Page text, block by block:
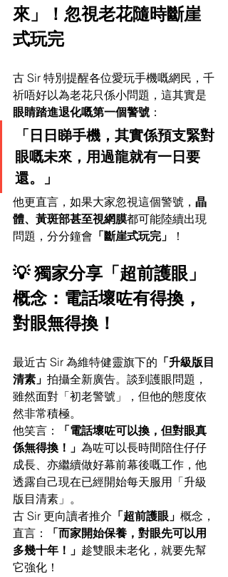
來」！忽視老花隨時斷崖
式玩完
古 Sir 特別提醒各位愛玩手機嘅網民，千
祈唔好以為老花只係小問題，這其實是
眼睛踏進退化嘅第一個警號 ：
「日日睇手機，其實係預支緊對
眼嘅未來，用過龍就有一日要
還。」
他更直言，如果大家忽視這個警號， 晶
體、黃斑部甚至視網膜都可能陸續出現
問題，分分鐘會 「斷崖式玩完」 ！
💡 獨家分享「超前護眼」
概念：電話壞咗有得換，
對眼無得換！
最近古 Sir 為維特健靈旗下的 「升級版目
清素」 拍攝全新廣告。談到護眼問題，
雖然面對「初老警號」，但他的態度依
然非常積極。
他笑言：
「電話壞咗可以換，但對眼真
係無得換！」 為咗可以長時間陪住仔仔
成長、亦繼續做好幕前幕後嘅工作，他
透露自己現在已經開始每天服用「升級
版目清素」。
古 Sir 更向讀者推介 「超前護眼」 概念，
直言：
「而家開始保養，對眼先可以用
多幾十年！」 趁雙眼未老化，就要先幫
它強化！